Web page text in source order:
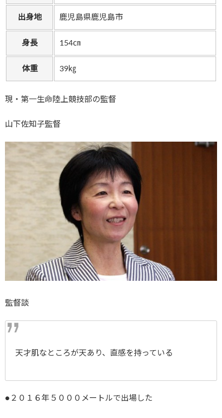
出身地 鹿児島県鹿児島市
身長 154㎝
体重 39㎏
現・第一生命陸上競技部の監督
山下佐知子監督
監督談
天才肌なところが天あり、直感を持っている
●２０１６年５０００メートルで出場した